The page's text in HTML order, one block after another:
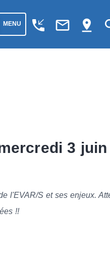
MENU phone_callback mail_outline pin_drop
3 juin
l'EVAR/S et ses enjeux.
!!